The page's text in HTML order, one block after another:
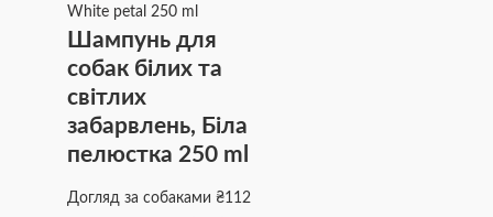
Шампунь для
собак білих та
світлих
забарвлень, Біла
пелюстка 250 ml
Догляд за собаками₴112